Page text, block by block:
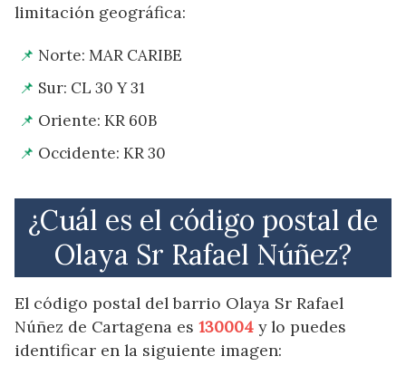
limitación geográfica:
Norte: MAR CARIBE
Sur: CL 30 Y 31
Oriente: KR 60B
Occidente: KR 30
¿Cuál es el código postal de
Olaya Sr Rafael Núñez?
El código postal del barrio Olaya Sr Rafael
Núñez de Cartagena es 130004 y lo puedes
identificar en la siguiente imagen: